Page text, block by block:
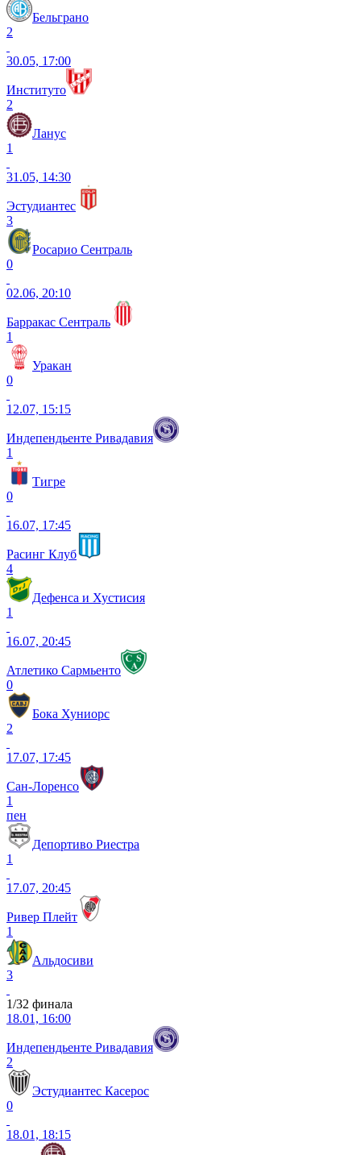
Бельграно
2
30.05, 17:00
Институто
2
Ланус
1
31.05, 14:30
Эстудиантес
3
Росарио Сентраль
0
02.06, 20:10
Барракас Сентраль
1
Уракан
0
12.07, 15:15
Индепендьенте Ривадавия
1
Тигре
0
16.07, 17:45
Расинг Клуб
4
Дефенса и Хустисия
1
16.07, 20:45
Атлетико Сармьенто
0
Бока Хуниорс
2
17.07, 17:45
Сан-Лоренсо
1
пен
Депортиво Риестра
1
17.07, 20:45
Ривер Плейт
1
Альдосиви
3
1/32 финала
18.01, 16:00
Индепендьенте Ривадавия
2
Эстудиантес Касерос
0
18.01, 18:15